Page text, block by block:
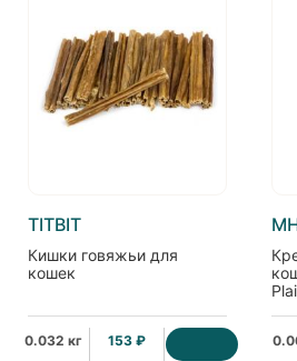
TITBIT
Кишки говяжьи для
кошек
0.032 кг 153 ₽